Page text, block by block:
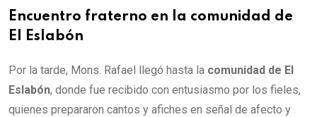
Encuentro fraterno en la comunidad de
El Eslabón
Por la tarde, Mons. Rafael llegó hasta la comunidad de El
Eslabón, donde fue recibido con entusiasmo por los fieles,
quienes prepararon cantos y afiches en señal de afecto y